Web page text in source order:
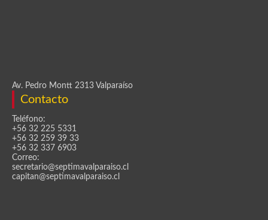
Av. Pedro Montt 2313 Valparaíso
Contacto
Teléfono:
+56 32 225 5331
+56 32 259 39 33
+56 32 337 6903
Correo:
secretario@septimavalparaiso.cl
capitan@septimavalparaiso.cl